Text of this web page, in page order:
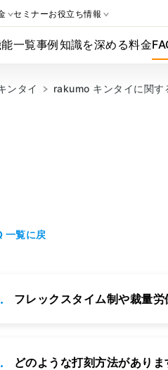
一覧事例知識を深める料金
セミナーお役立ち情報
ンタイ rakumo キンタイに関す
一覧に戻
フレックスタイム制や裁量
どのような打刻方法があり